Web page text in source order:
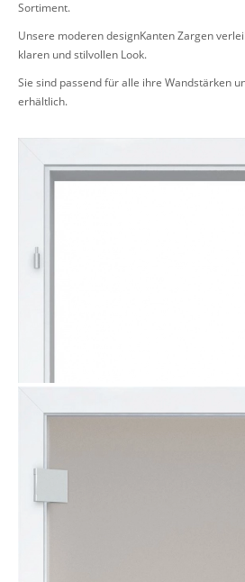
Sortiment.
Unsere moderen designKanten Zargen
klaren und stilvollen Look.
Sie sind passend für alle ihre Wandstärken
erhältlich.